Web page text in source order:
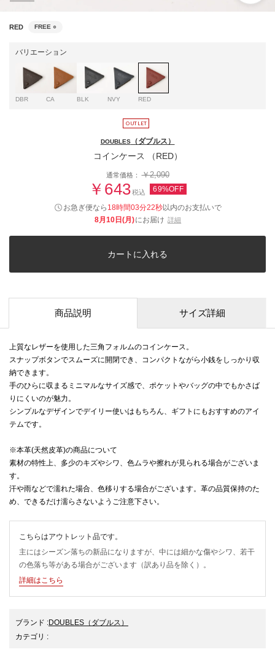
RED FREE ○
バリエーション
DBR CA BLK NVY RED
DOUBLES（ダブルス）
コインケース （RED）
通常価格：￥2,090
￥643税込 69%OFF
お急ぎ便なら 18時間03分21秒以内のお支払いで
8月10日(月)にお届け 詳細
カートに入れる
商品説明 サイズ詳細
上質なレザーを使用した三角フォルムのコインケース。
スナップボタンでスムーズに開閉でき、コンパクトながら小銭をしっかり収
納できます。
手のひらに収まるミニマルなサイズ感で、ポケットやバッグの中でもかさば
りにくいのが魅力。
シンプルなデザインでデイリー使いはもちろん、ギフトにもおすすめのアイ
テムです。
※本革(天然皮革)の商品について
素材の特性上、多少のキズやシワ、色ムラや擦れが見られる場合がございま
す。
汗や雨などで濡れた場合、色移りする場合がございます。革の品質保持のた
め、できるだけ濡らさないようご注意下さい。
こちらはアウトレット品です。
主にはシーズン落ちの新品になりますが、中には細かな傷やシワ、若干
の色落ち等がある場合がございます（訳あり品を除く）。
詳細はこちら
ブランド :DOUBLES （ダブルス）
カテゴリ :